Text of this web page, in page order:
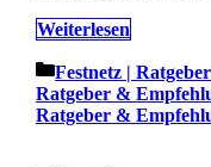
Weiterlesen
Kategorien
Festnetz |
Ratgeber &
Ratgeber &